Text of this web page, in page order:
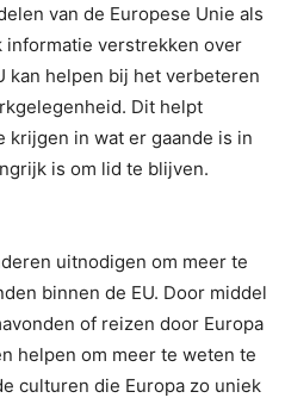
van de Europese Unie als
informatie verstrekken over
kan helpen bij het verbeteren
Dit helpt
krijgen in wat er gaande is in
is om lid te blijven.
uitnodigen om meer te
binnen de EU. Door middel
of reizen door Europa
helpen om meer te weten te
culturen die Europa zo uniek